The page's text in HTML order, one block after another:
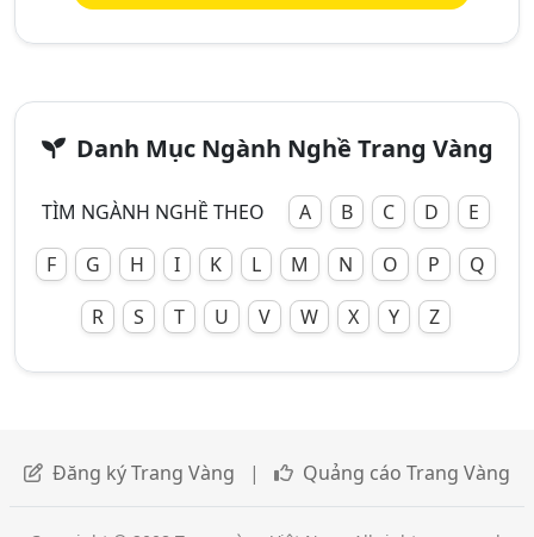
Danh Mục Ngành Nghề Trang Vàng
TÌM NGÀNH NGHỀ THEO A B C D
E
F
G H I K L M N O P
Q
R
S T U V W X Y Z
Đăng ký Trang Vàng | Quảng cáo Trang Vàng